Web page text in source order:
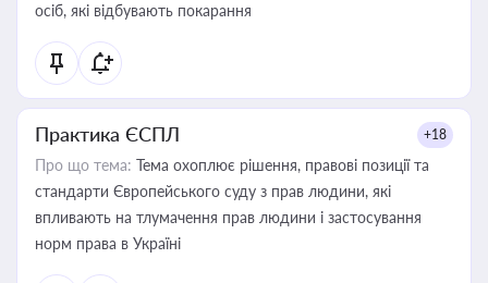
осіб, які відбувають покарання
Практика ЄСПЛ +18
Про що тема: Тема охоплює рішення, правові позиції та
стандарти Європейського суду з прав людини, які
впливають на тлумачення прав людини і застосування
норм права в Україні